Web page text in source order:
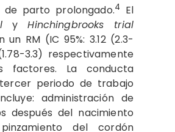
parto prolongado.4 El
yHinchingbrooks trial
un RM (IC 95%: 3.12 (2.3-
3.3) respectivamente
factores. La conducta
periodo de trabajo
administración de
después del nacimiento
del cordón